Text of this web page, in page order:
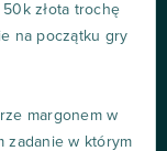
złota trochę
na początku gry
margonem w
zadanie w którym